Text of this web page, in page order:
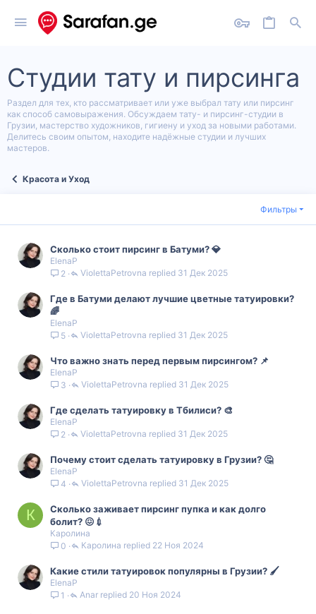
Студии тату и пирсинга
Раздел для тех, кто рассматривает или уже выбрал тату или пирсинг
как способ самовыражения. Обсуждаем тату- и пирсинг-студии в
Грузии, мастерство художников, гигиену и уход за новыми работами.
Делитесь своим опытом, находите надёжные студии и лучших
мастеров.
Красота и Уход
Фильтры
Сколько стоит пирсинг в Батуми? 💎
ElenaP
2
31 Дек 2025
ViolettaPetrovna
Где в Батуми делают лучшие цветные татуировки?
🌈
ElenaP
5
31 Дек 2025
ViolettaPetrovna
Что важно знать перед первым пирсингом? 📌
ElenaP
3
31 Дек 2025
ViolettaPetrovna
Где сделать татуировку в Тбилиси? 🎨
ElenaP
2
31 Дек 2025
ViolettaPetrovna
Почему стоит сделать татуировку в Грузии? 🤔
ElenaP
4
31 Дек 2025
ViolettaPetrovna
К
Сколько заживает пирсинг пупка и как долго
болит? 😖💉
Каролина
0
22 Ноя 2024
Каролина
Какие стили татуировок популярны в Грузии? 🖌️
ElenaP
1
20 Ноя 2024
Anar